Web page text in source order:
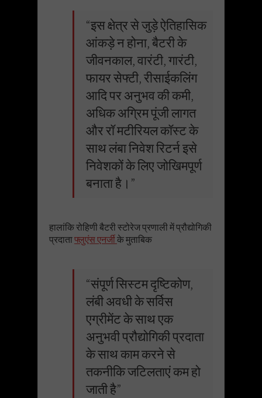
“इस क्षेत्र से जुड़े ऐतिहासिक
आंकड़े न होना, बैटरी के
जीवनकाल, वारंटी, गारंटी,
फायर सेफ्टी, रीसाईकलिंग
आदि पर अनुभव की कमी,
अधिक अग्रिम पूंजी लागत
और रॉ मटीरियल कॉस्ट के
साथ लंबा निवेश रिटर्न इसे
निवेशकों के लिए जोखिमपूर्ण
बनाता है।”
हालांकि रोहिणी बैटरी स्टोरेज प्रणाली में प्रौद्योगिकी
प्रदाताफ्लुएंस एनर्जीके मुताबिक
“संपूर्ण सिस्टम दृष्टिकोण,
लंबी अवधी के सर्विस
एग्रीमेंट के साथ एक
अनुभवी प्रौद्योगिकी प्रदाता
के साथ काम करने से
तकनीकि जटिलताएं कम हो
जाती है”